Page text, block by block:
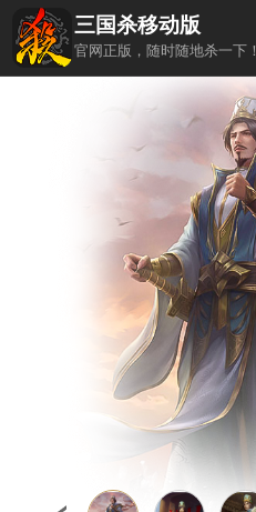
三国杀移动版
官网正版，随时随地杀一下！
返回